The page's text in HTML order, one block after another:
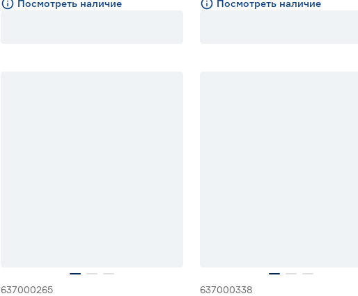
Посмотреть наличие Посмотреть наличие
637000265 637000338